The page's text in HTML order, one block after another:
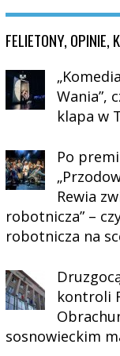
FELIETONY, OPINIE,
Wania”,
klapa w
Po
Rewia
robotnicza” –
robotnicza na
kontroli
sosnowieckim